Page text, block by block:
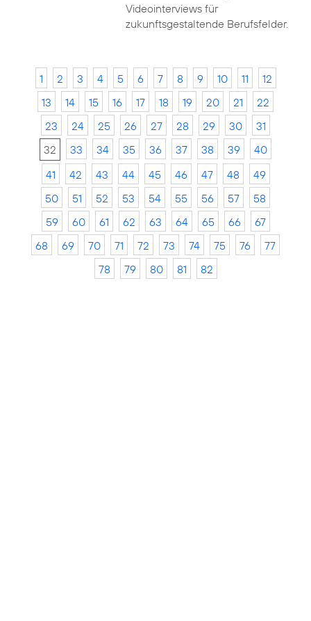
Videointerviews für
zukunftsgestaltende Berufsfelder.
1 2 3 4 5 6 7 8 9 10 11
12
13
14 15 16 17 18 19 20 21
22
23
24 25 26 27 28 29 30
31
32
33 34 35 36 37 38 39
40
41
42 43 44 45 46 47 48
49
50
51 52 53 54 55 56 57
58
59
60 61 62 63 64 65 66
67
68
69 70 71 72 73 74 75 76
77
78
79 80 81 82